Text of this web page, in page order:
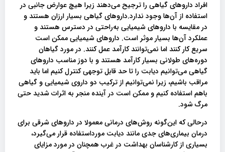
افراد داروهای گیاهی را ترجیح می‌دهند زیرا هیچ عوارض جانبی در
استفاده از آن‌ها وجود ندارد.داروهای گیاهی بسیار ارزان هستند و
در مقایسه با داروهای شیمیایی به‌راحتی در دسترس هستند و
عملکرد آن‌ها بسیار موثر است. داروهای شیمیایی ممکن است
سریع کار کنند اما نمی‌توانند کارآمد عمل کنند. در مورد گیاهان
دوره‌های طولانی بسیار کارآمد هستند و با دوز مناسب داروهای
گیاهی می‌توانیم دیابت را تا حد قابل‌ توجهی کنترل کنیم اما باید
مراقب باشیم، زیرا نمی‌توانیم از ترکیب دو داروی شیمیایی و گیاهی
باهم استفاده کنیم و ممکن است در آینده منجر به اثرات شدید حتی
مرگ شود.
درحالی‌ که این‌گونه روش‌های درمانی معمولا در داروهای شرقی برای
درمان بیماری‌های جدی مانند دیابت مورداستفاده قرار می‌گیرد،
بسیاری از کارشناسان بهداشت در غرب همچنان در مورد مزایای